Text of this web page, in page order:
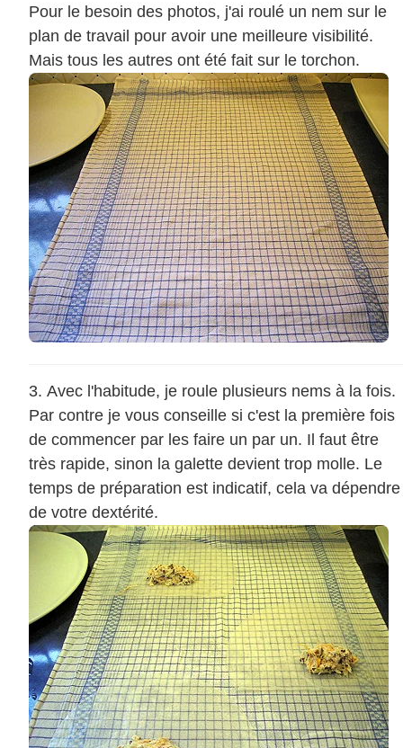
Pour le besoin des photos, j'ai roulé un nem sur le
plan de travail pour avoir une meilleure visibilité.
Mais tous les autres ont été fait sur le torchon.
Avec l'habitude, je roule plusieurs nems à la fois.
Par contre je vous conseille si c'est la première fois
de commencer par les faire un par un. Il faut être
très rapide, sinon la galette devient trop molle. Le
temps de préparation est indicatif, cela va dépendre
de votre dextérité.